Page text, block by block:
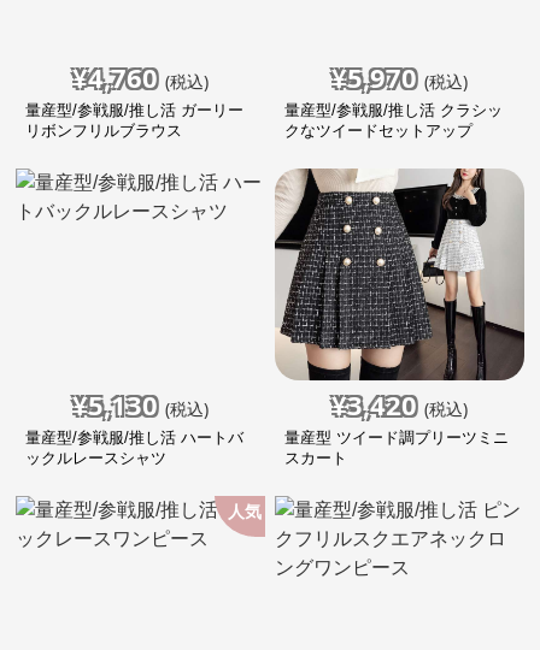
¥4,760 (税込)
量産型/参戦服/推し活 ガーリー
リボンフリルブラウス
¥5,970 (税込)
量産型/参戦服/推し活 クラシッ
クなツイードセットアップ
¥5,130 (税込)
量産型/参戦服/推し活 ハートバ
ックルレースシャツ
¥3,420 (税込)
量産型 ツイード調プリーツミニ
スカート
人気